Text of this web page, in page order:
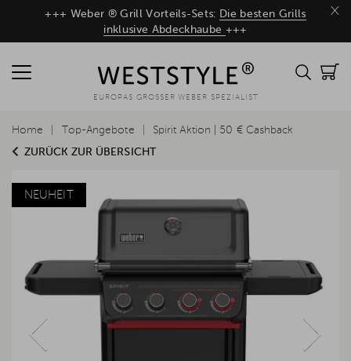
×
+++ Weber ® Grill Vorteils-Sets: Die besten Grills
inklusive Abdeckhaube +++
EUROPAS GROSSER WEBER SPEZIALIST
ZURÜCK ZUR ÜBERSICHT
Home Top-Angebote Spirit Aktion | 50 € Cashback
NEUHEIT